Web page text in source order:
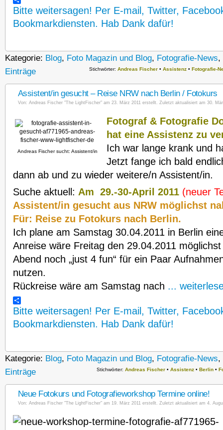
Bitte weitersagen! Per E-mail, Twitter,
Bookmarkdiensten. Hab Dank dafür!
Kategorie: Blog, Foto Magazin und Blog, Fotografie-News,
Einträge
Stichwörter: Andreas Fischer • Assistenz • Fotografie-
Assistent/in gesucht – Reise NRW nach Berlin / Fotokurs
Von: Andreas Fischer "The LightFischer" am 23. März 2011 erstellt. Zuletzt aktualisiert am 30.
Andreas Fischer sucht: Assistent/in
Fotograf & Fotografie
hat eine Assistenz zu
Ich war lange krank und
Jetzt fange ich bald
dann ab und zu wieder weitere/n Assistent/in.
Suche aktuell: Am 29.-30-April 2011 (neuer
Assistent/in gesucht aus NRW möglichst
Für: Reise zu Fotokurs nach Berlin.
Ich plane am Samstag 30.04.2011 in Berlin
Anreise wäre Freitag den 29.04.2011
Abend noch „just 4 fun“ für ein Paar
nutzen.
Rückreise wäre am Samstag nach ...
Bitte weitersagen! Per E-mail, Twitter,
Bookmarkdiensten. Hab Dank dafür!
Kategorie: Blog, Foto Magazin und Blog, Fotografie-News,
Einträge
Stichwörter: Andreas Fischer • Assistenz • Berlin •
Neue Fotokurs und Fotografieworkshop Termine online!
Von: Andreas Fischer "The LightFischer" am 19. März 2011 erstellt. Zuletzt aktualisiert am 4.